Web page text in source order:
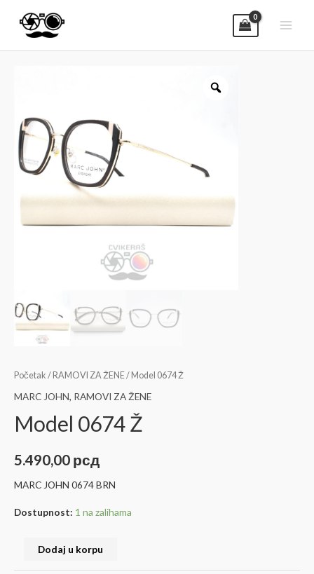
Početak / RAMOVI ZA ŽENE/ Model 0674 Ž
MARC JOHN, RAMOVI ZA ŽENE
Model 0674 Ž
5.490,00 рсд
MARC JOHN 0674 BRN
Dostupnost: 1 na zalihama
Dodaj u korpu